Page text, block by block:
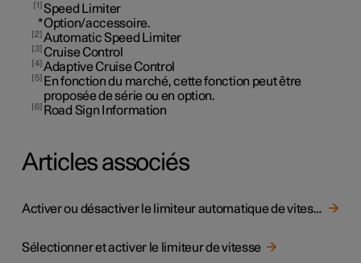
1 Speed Limiter
*Option/accessoire.
2 Automatic Speed Limiter
3 Cruise Control
4 Adaptive Cruise Control
5
En fonction du marché, cette fonction peut être
proposée de série ou en option.
6 Road Sign Information
Articles associés
Activer ou désactiver le limiteur automatique de vitesse
Sélectionner et activer le limiteur de vitesse